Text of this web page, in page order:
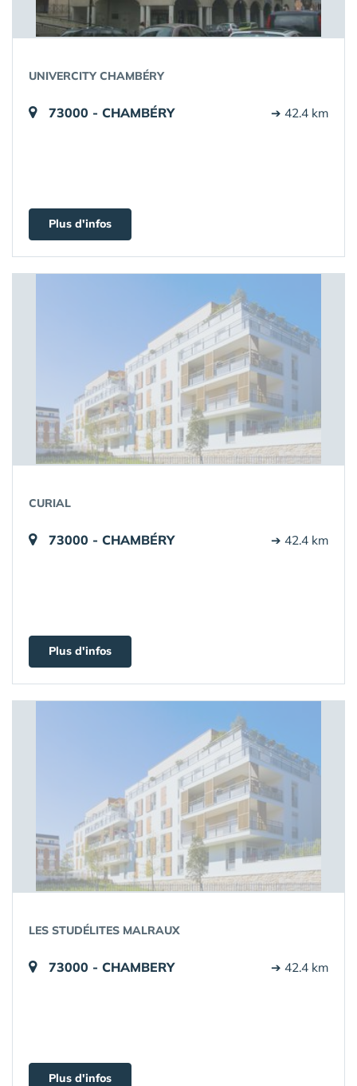
UNIVERCITY CHAMBÉRY
73000 - CHAMBÉRY ➔ 42.4 km
Plus d'infos
CURIAL
73000 - CHAMBÉRY ➔ 42.4 km
Plus d'infos
LES STUDÉLITES MALRAUX
73000 - CHAMBERY ➔ 42.4 km
Plus d'infos